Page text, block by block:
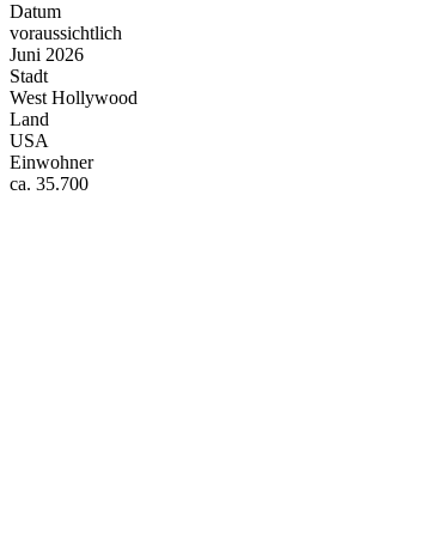
Datum
voraussichtlich
Juni 2026
Stadt
West Hollywood
Land
USA
Einwohner
ca. 35.700